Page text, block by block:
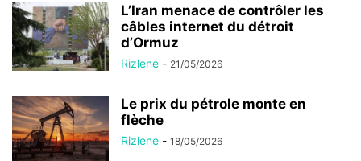
L’Iran menace de contrôler les
câbles internet du détroit
d’Ormuz
Rizlene - 21/05/2026
Le prix du pétrole monte en
flèche
Rizlene - 18/05/2026